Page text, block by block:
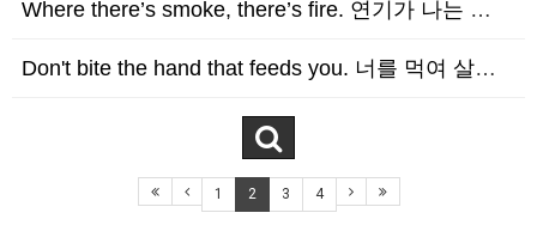
Where there’s smoke, there’s fire. 연기가 나는 곳에 불이 있다…
Don't bite the hand that feeds you. 너를 먹여 살리는 손을 물…
1 2 3 4